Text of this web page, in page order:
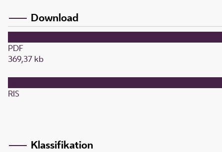
Download
PDF
369,37 kb
RIS
Klassifikation